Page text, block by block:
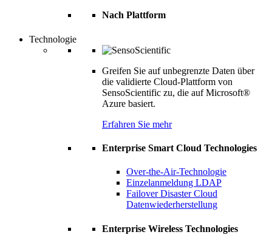
Nach Plattform
Technologie
Greifen Sie auf unbegrenzte Daten über
die validierte Cloud-Plattform von
SensoScientific zu, die auf Microsoft®
Azure basiert.
Erfahren Sie mehr
Enterprise Smart Cloud Technologies
Over-the-Air-Technologie
Einzelanmeldung LDAP
Failover Disaster Cloud
Datenwiederherstellung
Enterprise Wireless Technologies